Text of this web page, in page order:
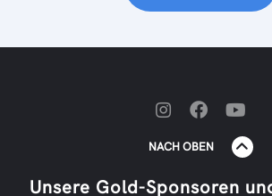
NACH OBEN
Unsere Gold-Sponsoren